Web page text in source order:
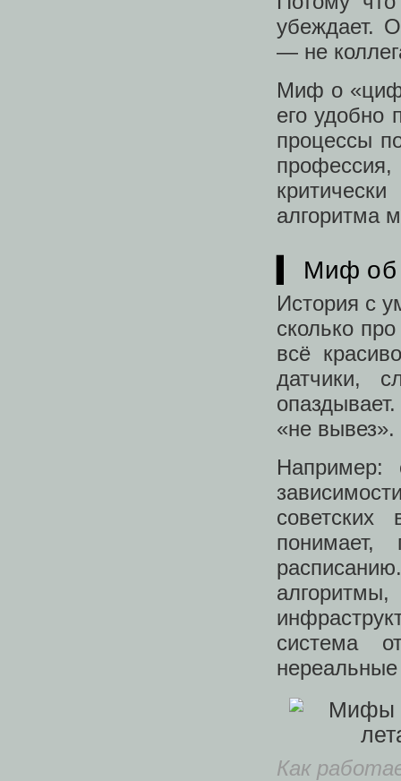
убеждает.
— не
Миф о
его удобно
процессы
профессия,
алгоритма
▍ Миф об
История с
сколько
всё
датчики,
«не вывез».
Например:
система
Как